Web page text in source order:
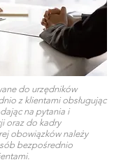
do urzędników
z klientami obsługując
na pytania i
oraz do kadry
obowiązków należy
bezpośrednio